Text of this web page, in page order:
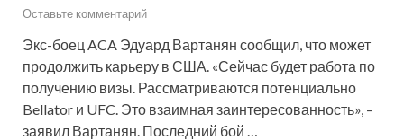
Оставьте комментарий
Экс-боец ACA Эдуард Вартанян сообщил, что может
продолжить карьеру в США. «Сейчас будет работа по
получению визы. Рассматриваются потенциально
Bellator и UFC. Это взаимная заинтересованность», –
заявил Вартанян. Последний бой …